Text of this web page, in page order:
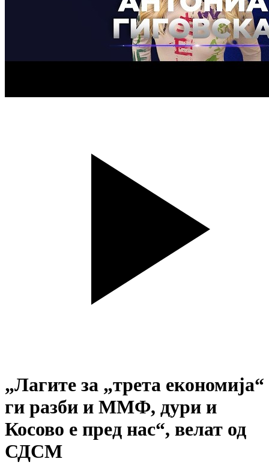
„Лагите за „трета економија“
ги разби и ММФ, дури и
Косово е пред нас“, велат од
СДСМ